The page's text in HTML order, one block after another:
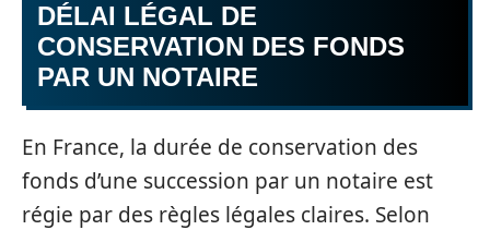
DÉLAI LÉGAL DE
CONSERVATION DES FONDS
PAR UN NOTAIRE
En France, la durée de conservation des
fonds d’une succession par un notaire est
régie par des règles légales claires. Selon